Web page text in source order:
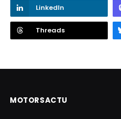
LinkedIn
Threads
MOTORSACTU